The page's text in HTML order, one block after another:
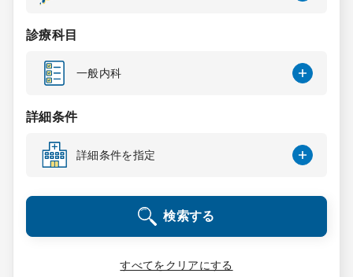
スポット検索
DtoDの転職・
コンサルタント
成功事例
転職ノウハウ
診療科目
一般内科
詳細条件
詳細条件を指定
検索する
すべてをクリアにする